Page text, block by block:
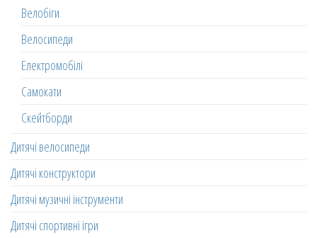
Велобіги
Велосипеди
Електромобілі
Самокати
Скейтборди
Дитячі велосипеди
Дитячі конструктори
Дитячі музичні інструменти
Дитячі спортивні ігри